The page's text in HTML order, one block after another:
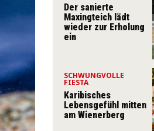
Der sanierte
Maxingteich lädt
wieder zur Erholung
ein
SCHWUNGVOLLE
FIESTA
Karibisches
Lebensgefühl mitten
am Wienerberg